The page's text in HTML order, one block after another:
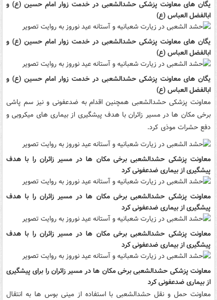
یگان های معاونت پزشکی حشدالشعبی در خدمت زوار امام حسین (ع) و
ابالفضل العباس (ع)
یگان های معاونت پزشکی حشدالشعبی در خدمت زوار امام حسین (ع) و
ابالفضل العباس (ع)
یگان های معاونت پزشکی حشدالشعبی در خدمت زوار امام حسین (ع) و
ابالفضل العباس (ع)
معاونت پزشکی حشدالشعبی همچنین اقدام به ضدعفونی و نیز سم پاشی
برخی مکان ها در مسیر زائران با هدف پیشگیری از بیماری های میکروبی و
دفع حشرات موذی کرد.
معاونت پزشکی حشدالشعبی برخی مکان ها در مسیر زائران را با هدف
پیشگیری از بیماری ضدعفونی کرد
معاونت پزشکی حشدالشعبی برخی مکان ها در مسیر زائران را با هدف
پیشگیری از بیماری ضدعفونی کرد
معاونت پزشکی حشدالشعبی برخی مکان ها در مسیر زائران را با هدف
پیشگیری از بیماری ضدعفونی کرد
معاونت پزشکی حشدالشعبی برخی مکان ها در مسیر زائران را برای پیشگیری
از بیماری ضدعفونی کرد
معاونت حمل و نقل حشدالشعبی با استفاده از مینی بوس ها به انتقال